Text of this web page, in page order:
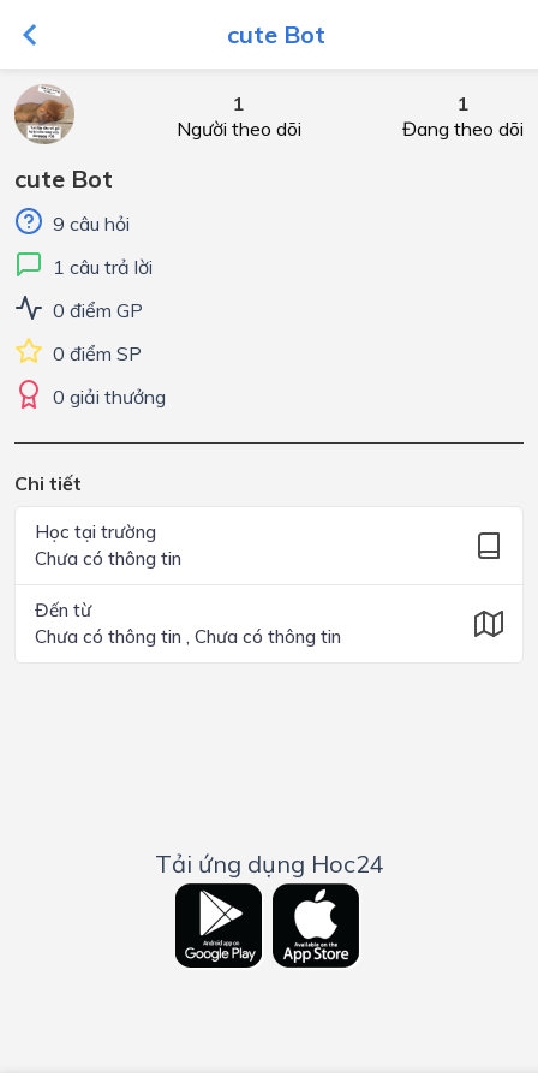
cute Bot
1
Người theo dõi
1
Đang theo dõi
cute Bot
9 câu hỏi
1 câu trả lời
0 điểm GP
0 điểm SP
0 giải thưởng
Chi tiết
Học tại trường
Chưa có thông tin
Đến từ
Chưa có thông tin , Chưa có thông tin
Tải ứng dụng Hoc24